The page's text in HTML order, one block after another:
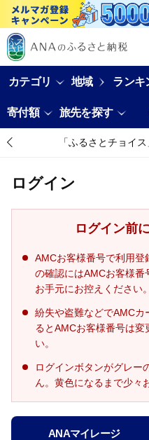
カテゴリ 地域 ランキ
寄付額 旅先を探す
「ふるさとチョイ
ログイン
ログイン前
AMCお客様番号で利用
の確認にはAMCお客様
お手元にお控えください。
紛失や盗難などでAMCカ
るとAMCお客様番号は変
い。
ログインボタンがグレー
ん。黄色になるまで少々
ANAマイレージ